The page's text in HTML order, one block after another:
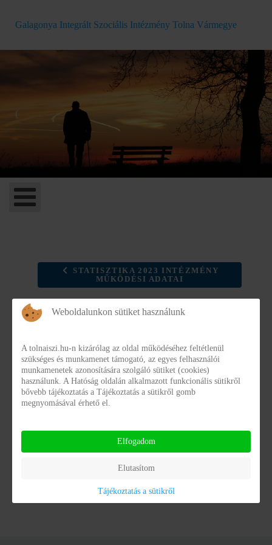
Galagonya Integrált Szociális Intézmény Tolna Vármegye
(
STATISZTIKA 2023 INTÉZMÉNY
MŰKÖDÉSI ADATAI
Fájlméret:
498.70 kB
Dátum: 2024. április 23
Weboldalunkon sütiket használunk
A tolnaiszi.hu-n kizárólag az oldal működéséhez feltétlenül
szükséges és munkamenet támogató, az egyes felhasználói
munkamenetek azonosítására szolgáló sütiket (cookies)
használunk. A Hatóság oldalán alkalmazott funkcionális sütikről
bővebb tájékoztatás a Tájékoztatás a sütikről gomb
megnyomásával érhető el.
Elfogadom
Elutasítom
Tájékoztatás a sütikről